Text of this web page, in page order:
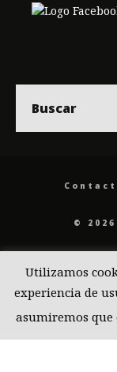
©
Utilizamos
experiencia de
asumiremos que